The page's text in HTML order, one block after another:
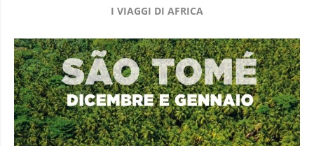
I VIAGGI DI AFRICA